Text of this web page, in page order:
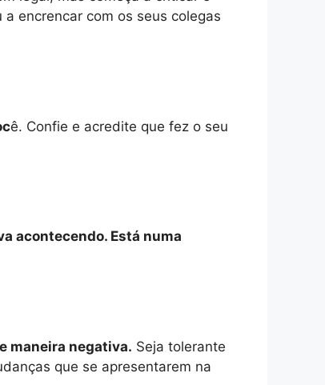
encrencar com os seus colegas
ê. Confie e acredite que fez o seu
acontecendo. Está numa
maneira negativa. Seja tolerante
que se apresentarem na